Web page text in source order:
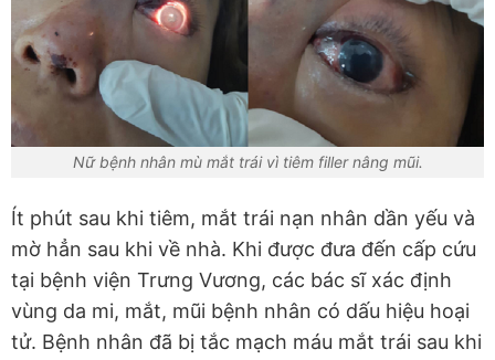
Nữ bệnh nhân mù mắt trái vì tiêm filler nâng mũi.
Ít phút sau khi tiêm, mắt trái nạn nhân dần yếu và
mờ hẳn sau khi về nhà. Khi được đưa đến cấp cứu
tại bệnh viện Trưng Vương, các bác sĩ xác định
vùng da mi, mắt, mũi bệnh nhân có dấu hiệu hoại
tử. Bệnh nhân đã bị tắc mạch máu mắt trái sau khi